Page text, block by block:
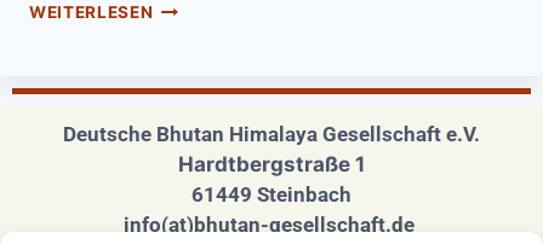
WEITERLESEN
Deutsche Bhutan Himalaya Gesellschaft e.V.
Hardtbergstraße 1
61449 Steinbach
info(at)bhutan-gesellschaft.de